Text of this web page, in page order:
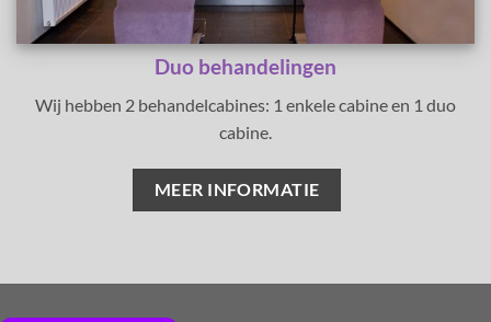
Duo behandelingen
Wij hebben 2 behandelcabines: 1 enkele cabine en 1 duo
cabine.
MEER INFORMATIE